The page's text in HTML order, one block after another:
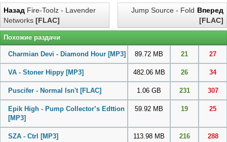
Назад Fire-Toolz - Lavender
Networks [FLAC]
Вперед
Jump Source - Fold
[FLAC]
Похожие раздачи
Charmian Devi - Diamond Hour [MP3] 89.72 MB 21 27
VA - Stoner Hippy [MP3] 482.06 MB 26 34
Puscifer - Normal Isn't [FLAC] 1.06 GB 231 307
Epik High - Pump Collector’s Edttion
[MP3]
59.92 MB 19 25
SZA - Ctrl [MP3] 113.98 MB 216 288